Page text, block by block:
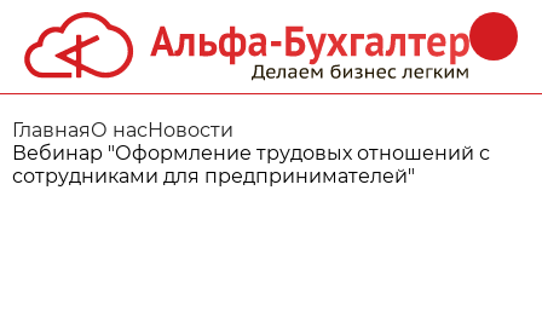
ГлавнаяО насНовости
Вебинар "Оформление трудовых отношений с
сотрудниками для предпринимателей"